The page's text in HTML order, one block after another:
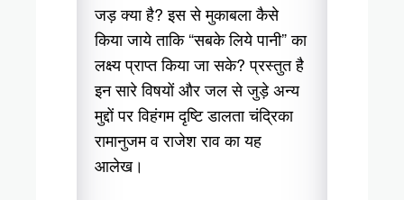
जड़ क्या है? इस से मुकाबला कैसे
किया जाये ताकि “सबके लिये पानी” का
लक्ष्य प्राप्त किया जा सके? प्रस्तुत है
इन सारे विषयों और जल से जुड़े अन्य
मुद्दों पर विहंगम दृष्टि डालता चंद्रिका
रामानुजम व राजेश राव का यह
आलेख।